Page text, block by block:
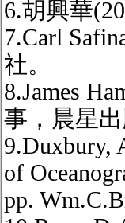
6.胡興華
7.Carl
社。
8.James
事，晨星出
9.Duxbury,
of
pp.